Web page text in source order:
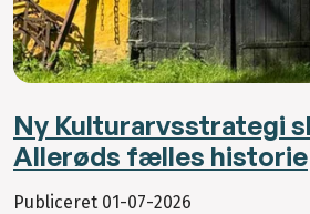
Ny Kulturarvsstrategi
Allerøds fælles historie
Publiceret 01-07-2026